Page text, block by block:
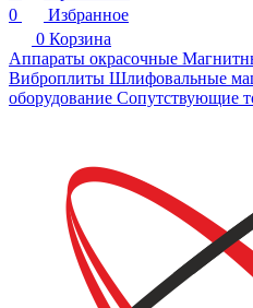
0
Избранное
0 Корзина
Аппараты окрасочные
Виброплиты Шлифовальные
оборудование Сопутствующие